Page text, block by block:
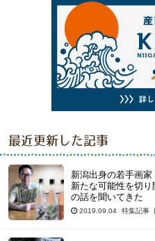
最近更新した記事
新潟出身の若手画
新たな可能性を切り
の話を聞いてきた
2019.09.04 特集記事